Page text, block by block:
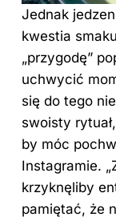
Jednak
kwestia
„przygodę”
uchwycić
się do tego
swoisty
by móc
Instagramie.
krzyknęliby
pamiętać, że